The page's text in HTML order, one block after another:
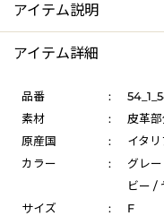
アイテム説明
アイテム詳細
品番 :
素材
:
皮革
原産国
:
イタリ
カラー
:
グレ
ビー /
サイズ
:
F